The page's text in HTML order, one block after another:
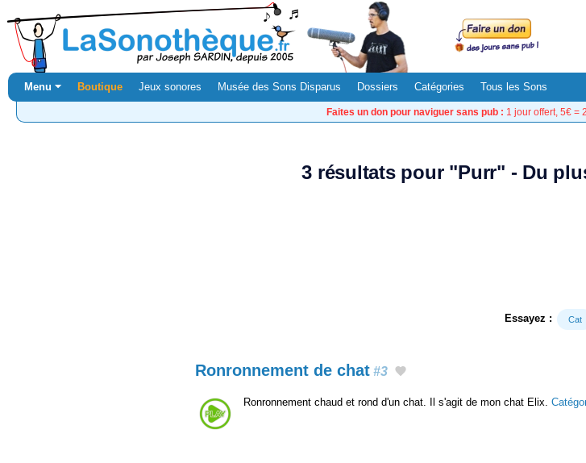
Menu ⏷ Boutique Jeux sonores Musée des Sons Disparus Dossiers Catégories Tous les Sons
Faites un don pour naviguer sans pub : 1 jour offert, 5€ =
3 résultats pour "Purr" - Du
Essayez : Cat
Ronronnement de chat #3
Ronronnement chaud et rond d'un chat. Il s'agit de mon chat Elix.